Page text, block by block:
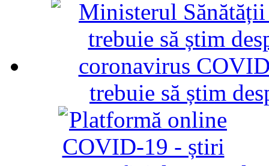
trebuie să știm